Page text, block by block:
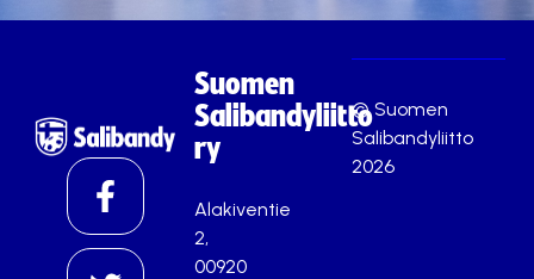
Suomen
Salibandyliitto
ry
Alakiventie
2,
00920
© Suomen
Salibandyliitto
2026